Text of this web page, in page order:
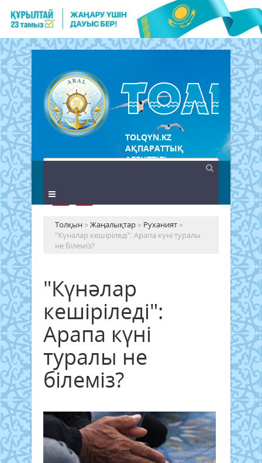
TOLQYN.KZ
АҚПАРАТТЫҚ
АГЕНТТІГІ
Толқын »Жаңалықтар » Руханият »
"Күнәлар кешіріледі": Арапа күні туралы
не білеміз?
"Күнәлар
кешіріледі":
Арапа күні
туралы не
білеміз?